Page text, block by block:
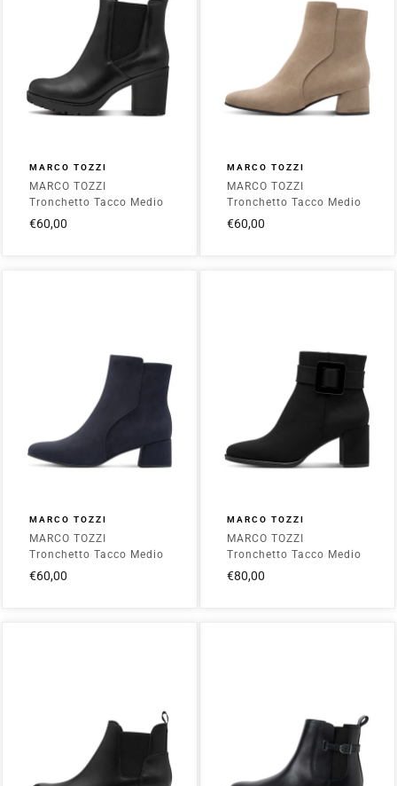
MARCO TOZZI
MARCO TOZZI
Tronchetto Tacco Medio
Donna - 2-25414-41 Nero
€60,00
MARCO TOZZI
MARCO TOZZI
Tronchetto Tacco Medio
Donna - 2-25364-43
Stone
€60,00
MARCO TOZZI
MARCO TOZZI
Tronchetto Tacco Medio
Donna - 2-25364-43 Dk
€60,00
MARCO TOZZI
MARCO TOZZI
Tronchetto Tacco Medio
Donna - 2-25338-43
€80,00